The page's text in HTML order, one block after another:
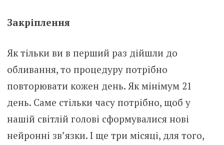
Закріплення
Як тільки ви в перший раз дійшли до
обливання, то процедуру потрібно
повторювати кожен день. Як мінімум 21
день. Саме стільки часу потрібно, щоб у
нашій світлій голові сформувалися нові
нейронні зв’язки. І ще три місяці, для того,